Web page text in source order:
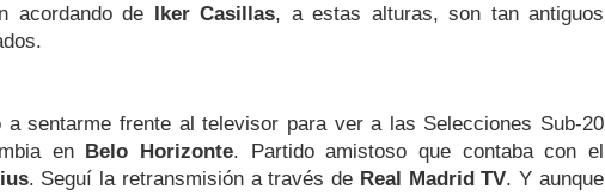
acordando de Iker Casillas, a estas alturas, son tan antiguos
a sentarme frente al televisor para ver a las Selecciones Sub-20
en Belo Horizonte. Partido amistoso que contaba con el
. Seguí la retransmisión a través de Real Madrid TV. Y aunque